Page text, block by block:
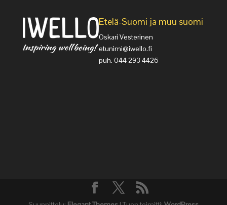
Etelä-Suomi ja muu suomi
Oskari Vesterinen
etunimi@iwello.fi
puh. 044 293 4426